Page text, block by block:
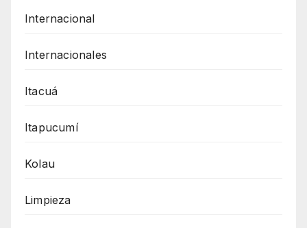
Internacional
Internacionales
Itacuá
Itapucumí
Kolau
Limpieza